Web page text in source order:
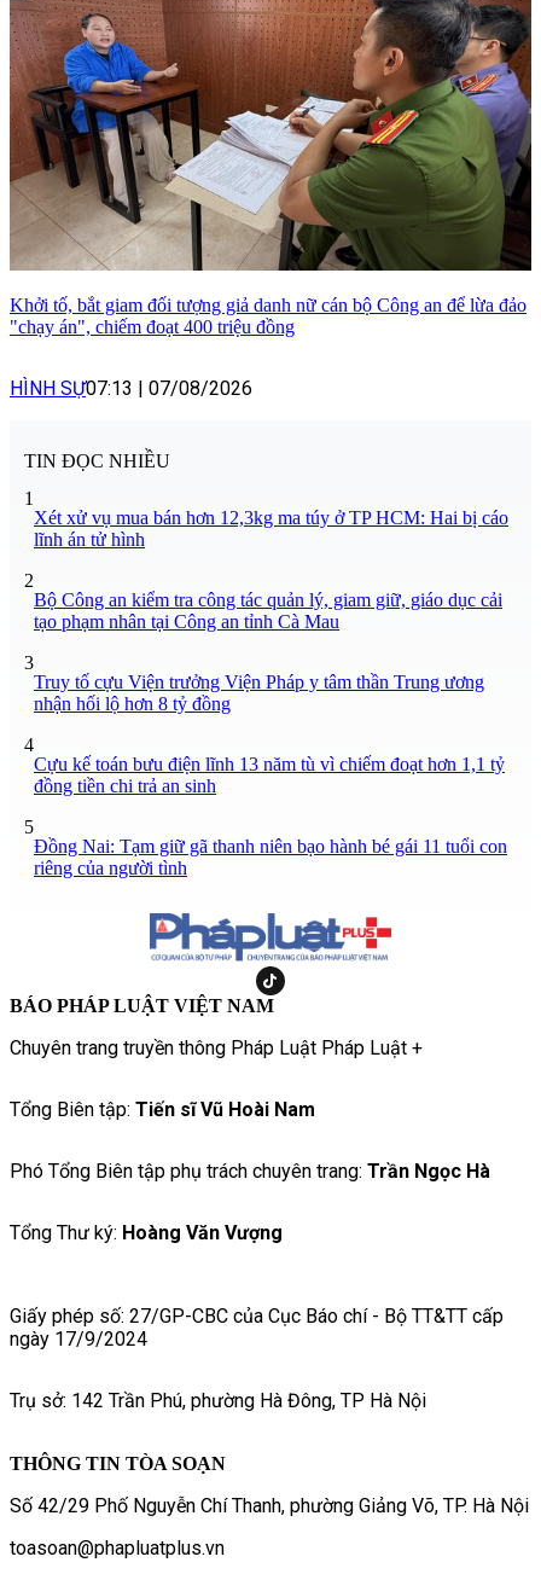
Khởi tố, bắt giam đối tượng giả danh nữ cán bộ Công an để lừa đảo
"chạy án", chiếm đoạt 400 triệu đồng
HÌNH SỰ07:13 | 07/08/2026
TIN ĐỌC NHIỀU
1
Xét xử vụ mua bán hơn 12,3kg ma túy ở TP HCM: Hai bị cáo
lĩnh án tử hình
2
Bộ Công an kiểm tra công tác quản lý, giam giữ, giáo dục cải
tạo phạm nhân tại Công an tỉnh Cà Mau
3
Truy tố cựu Viện trưởng Viện Pháp y tâm thần Trung ương
nhận hối lộ hơn 8 tỷ đồng
4
Cựu kế toán bưu điện lĩnh 13 năm tù vì chiếm đoạt hơn 1,1 tỷ
đồng tiền chi trả an sinh
5
Đồng Nai: Tạm giữ gã thanh niên bạo hành bé gái 11 tuổi con
riêng của người tình
BÁO PHÁP LUẬT VIỆT NAM
Chuyên trang truyền thông Pháp Luật Pháp Luật +
Tổng Biên tập: Tiến sĩ Vũ Hoài Nam
Phó Tổng Biên tập phụ trách chuyên trang: Trần Ngọc Hà
Tổng Thư ký: Hoàng Văn Vượng
Giấy phép số: 27/GP-CBC của Cục Báo chí - Bộ TT&TT cấp
ngày 17/9/2024
Trụ sở: 142 Trần Phú, phường Hà Đông, TP Hà Nội
THÔNG TIN TÒA SOẠN
Số 42/29 Phố Nguyễn Chí Thanh, phường Giảng Võ, TP. Hà Nội
toasoan@phapluatplus.vn